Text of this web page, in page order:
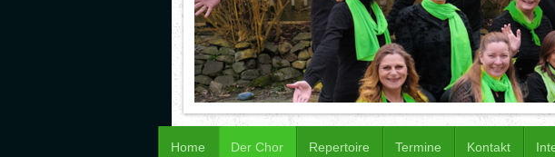
Home Der Chor Repertoire Termine Kontakt